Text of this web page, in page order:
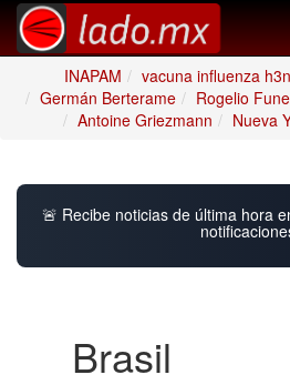
INAPAM
vacuna influenza
Germán Berterame
Rogelio
Antoine Griezmann
Nueva
🚨 Recibe noticias de última hora
Brasil